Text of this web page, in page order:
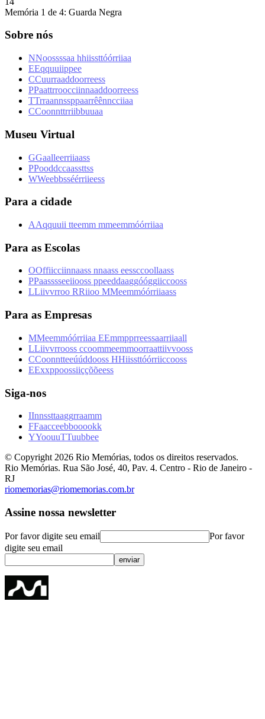
Memória 1 de 4: Guarda Negra
Sobre nós
NNoossssaa hhiissttóórriiaa
EEqquuiippee
CCuurraaddoorreess
PPaattrroocciinnaaddoorreess
TTrraannssppaarrêênncciiaa
CCoonnttrriibbuuaa
Museu Virtual
GGaalleerriiaass
PPooddccaassttss
WWeebbsséérriieess
Para a cidade
AAqquuii tteemm mmeemmóórriiaa
Para as Escolas
OOffiicciinnaass nnaass eessccoollaass
PPaasssseeiiooss ppeeddaaggóóggiiccooss
LLiivvrroo RRiioo MMeemmóórriiaass
Para as Empresas
MMeemmóórriiaa EEmmpprreessaarriiaall
LLiivvrrooss ccoommeemmoorraattiivvooss
CCoonntteeúúddooss HHiissttóórriiccooss
EExxppoossiiççõõeess
Siga-nos
IInnssttaaggrraamm
FFaacceebbooookk
YYoouuTTuubbee
© Copyright 2026 Rio Memórias, todos os direitos reservados.
Rio Memórias. Rua São José, 40, Pav. 4. Centro - Rio de Janeiro -
RJ
riomemorias@riomemorias.com.br
Assine nossa newsletter
Por favor digite seu email
Por favor
digite seu email
enviar